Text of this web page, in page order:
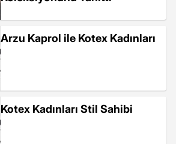
Arzu Kaprol ile Kotex Kadınları
Kotex Kadınları Stil Sahibi